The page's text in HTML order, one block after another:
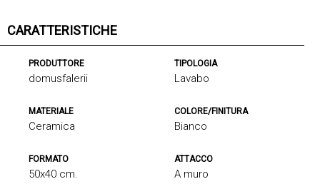
CARATTERISTICHE
PRODUTTORE
domusfalerii
TIPOLOGIA
Lavabo
MATERIALE
Ceramica
COLORE/FINITURA
Bianco
FORMATO
50x40 cm.
ATTACCO
A muro